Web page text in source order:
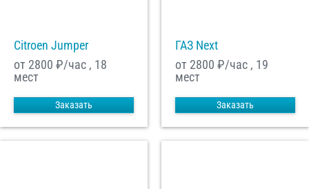
Citroen Jumper
от 2800 ₽/час , 18
мест
Заказать
ГАЗ Next
от 2800 ₽/час , 19
мест
Заказать